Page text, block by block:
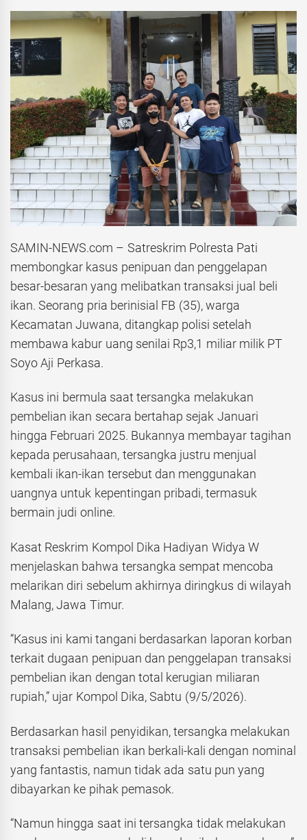
SAMIN-NEWS.com – Satreskrim Polresta Pati
membongkar kasus penipuan dan penggelapan
besar-besaran yang melibatkan transaksi jual beli
ikan. Seorang pria berinisial FB (35), warga
Kecamatan Juwana, ditangkap polisi setelah
membawa kabur uang senilai Rp3,1 miliar milik PT
Soyo Aji Perkasa.
Kasus ini bermula saat tersangka melakukan
pembelian ikan secara bertahap sejak Januari
hingga Februari 2025. Bukannya membayar tagihan
kepada perusahaan, tersangka justru menjual
kembali ikan-ikan tersebut dan menggunakan
uangnya untuk kepentingan pribadi, termasuk
bermain judi online.
Kasat Reskrim Kompol Dika Hadiyan Widya W
menjelaskan bahwa tersangka sempat mencoba
melarikan diri sebelum akhirnya diringkus di wilayah
Malang, Jawa Timur.
“Kasus ini kami tangani berdasarkan laporan korban
terkait dugaan penipuan dan penggelapan transaksi
pembelian ikan dengan total kerugian miliaran
rupiah,” ujar Kompol Dika, Sabtu (9/5/2026).
Berdasarkan hasil penyidikan, tersangka melakukan
transaksi pembelian ikan berkali-kali dengan nominal
yang fantastis, namun tidak ada satu pun yang
dibayarkan ke pihak pemasok.
“Namun hingga saat ini tersangka tidak melakukan